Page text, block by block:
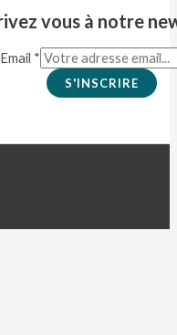
vous à notre
Email *
S'INSCRIRE